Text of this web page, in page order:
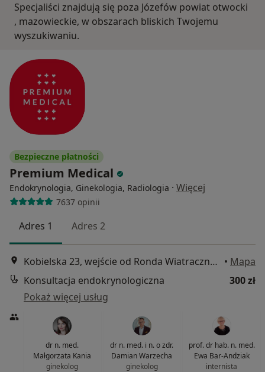
Specjaliści znajdują się poza Józefów powiat otwocki
, mazowieckie, w obszarach bliskich Twojemu
wyszukiwaniu.
Bezpieczne płatności
Premium Medical
Endokrynologia, Ginekologia, Radiologia · Więcej
7637 opinii
Adres 1 Adres 2
Kobielska 23, wejście od Ronda Wiatraczna, Galeria Grochów, Warszawa • Mapa
Konsultacja endokrynologiczna
300 zł
Pokaż więcej usług
dr n. med.
Małgorzata Kania
ginekolog
dr n. med. i n. o zdr.
Damian Warzecha
ginekolog
prof. dr hab. n. med.
Ewa Bar-Andziak
internista